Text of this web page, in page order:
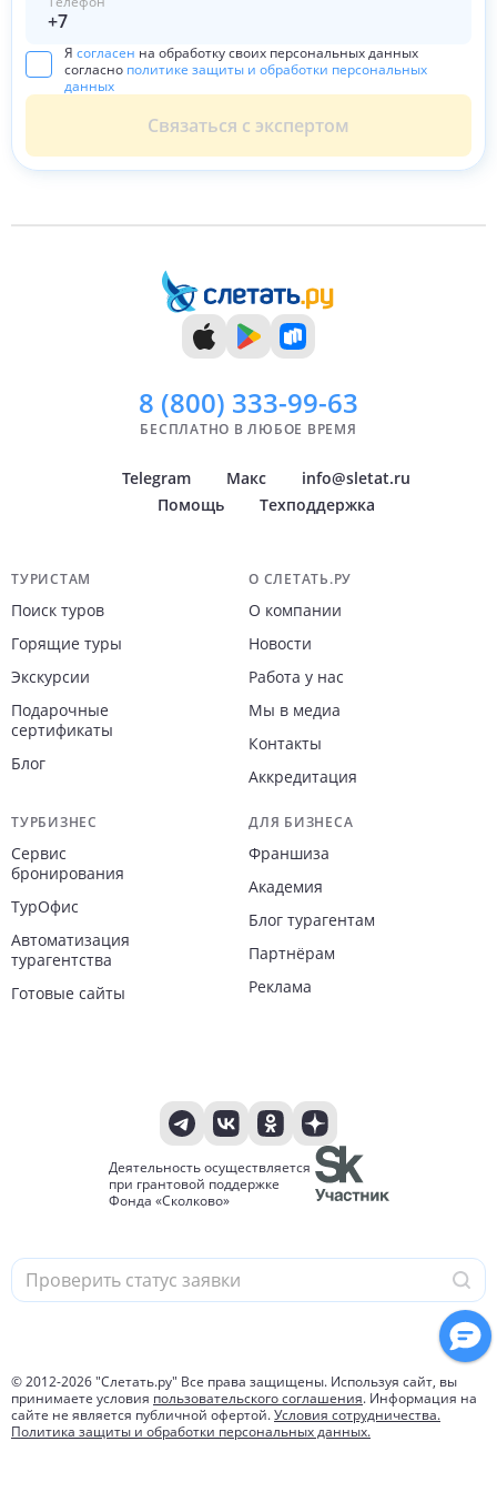
Я согласен на обработку своих персональных данных
согласно политике защиты и обработки персональных
данных
Связаться с экспертом
8 (800) 333-99-63
БЕСПЛАТНО В ЛЮБОЕ ВРЕМЯ
Telegram Макс
info@sletat.ru
Помощь
Техподдержка
Навигация по сайту
ТУРИСТАМ
Поиск туров
Горящие туры
Экскурсии
Подарочные
сертификаты
Блог
О СЛЕТАТЬ.РУ
О компании
Новости
Работа у нас
Мы в медиа
Контакты
Аккредитация
ТУРБИЗНЕС
Сервис
бронирования
ТурОфис
Автоматизация
турагентства
Готовые сайты
ДЛЯ БИЗНЕСА
Франшиза
Академия
Блог турагентам
Партнёрам
Реклама
Деятельность осуществляется
при грантовой поддержке
Фонда «Сколково»
© 2012-2026"Слетать.ру" Все права защищены. Используя сайт, вы
принимаете условия пользовательского соглашения. Информация на
сайте не является публичной офертой.Условия сотрудничества.
Политика защиты и обработки персональных данных.